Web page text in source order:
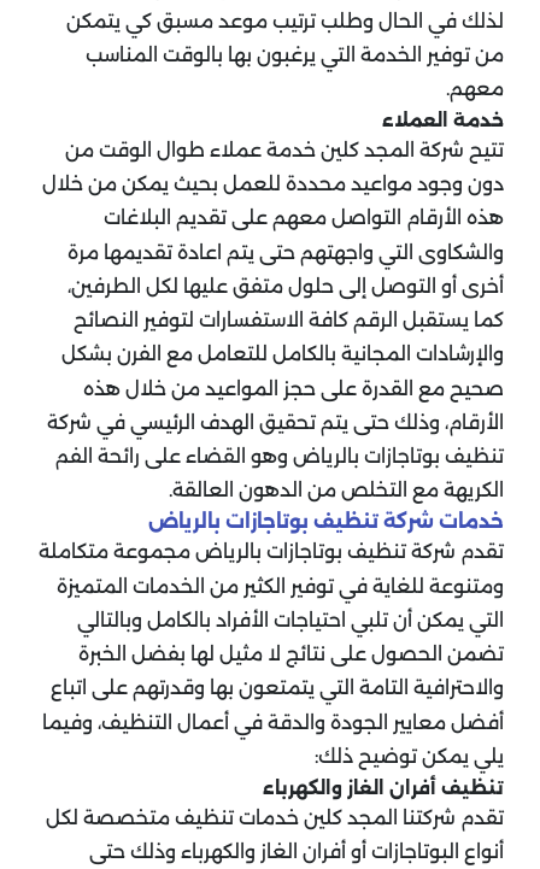
لذلك في الحال وطلب ترتيب موعد مسبق كي يتمكن
من توفير الخدمة التي يرغبون بها بالوقت المناسب
معهم.
خدمة العملاء
تتيح شركة المجد كلين خدمة عملاء طوال الوقت من
دون وجود مواعيد محددة للعمل بحيث يمكن من خلال
هذه الأرقام التواصل معهم على تقديم البلاغات
والشكاوى التي واجهتهم حتى يتم اعادة تقديمها مرة
أخرى أو التوصل إلى حلول متفق عليها لكل الطرفين،
كما يستقبل الرقم كافة الاستفسارات لتوفير النصائح
والإرشادات المجانية بالكامل للتعامل مع الفرن بشكل
صحيح مع القدرة على حجز المواعيد من خلال هذه
الأرقام، وذلك حتى يتم تحقيق الهدف الرئيسي في شركة
تنظيف بوتاجازات بالرياض وهو القضاء على رائحة الفم
الكريهة مع التخلص من الدهون العالقة.
خدمات شركة تنظيف بوتاجازات بالرياض
تقدم شركة تنظيف بوتاجازات بالرياض مجموعة متكاملة
ومتنوعة للغاية في توفير الكثير من الخدمات المتميزة
التي يمكن أن تلبي احتياجات الأفراد بالكامل وبالتالي
تضمن الحصول على نتائج لا مثيل لها بفضل الخبرة
والاحترافية التامة التي يتمتعون بها وقدرتهم على اتباع
أفضل معايير الجودة والدقة في أعمال التنظيف، وفيما
يلي يمكن توضيح ذلك:
تنظيف أفران الغاز والكهرباء
تقدم شركتنا المجد كلين خدمات تنظيف متخصصة لكل
أنواع البوتاجازات أو أفران الغاز والكهرباء وذلك حتى